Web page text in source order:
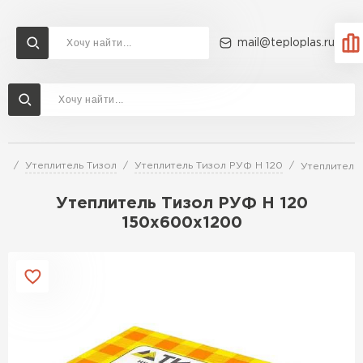
mail@teploplas.ru
Утеплитель Тизол Утеплитель Тизол РУФ Н 120
Утеплитель Тизол РУФ Н 120
150х600х1200
Доставка и оплата
Утеплитель Ветонит
Утеплитель Технониколь
Утеплитель Rockwool